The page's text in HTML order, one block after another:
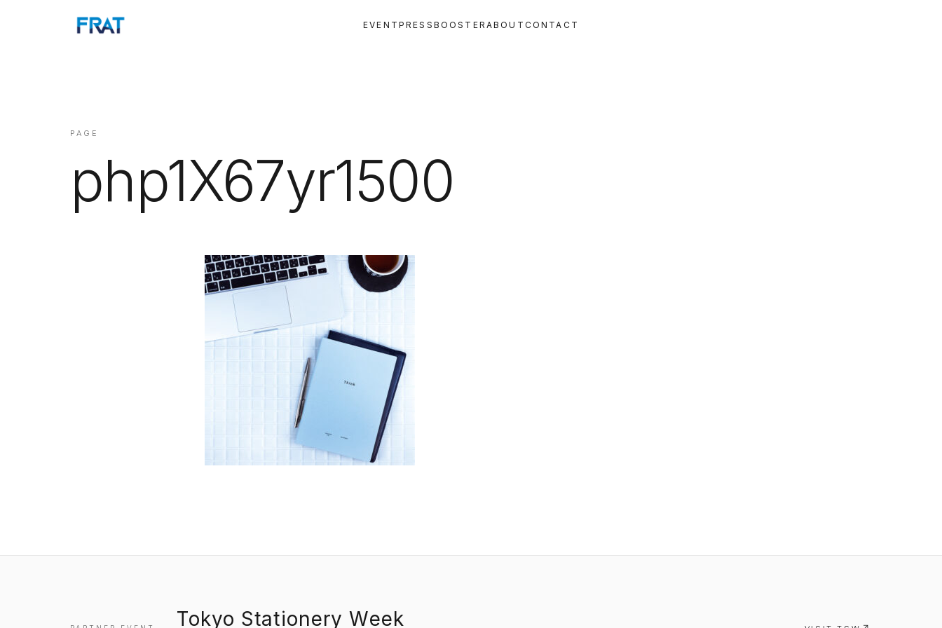
EVENT PRESS BOOSTER ABOUT CONTACT
PAGE
php1X67yr1500
Tokyo Stationery Week